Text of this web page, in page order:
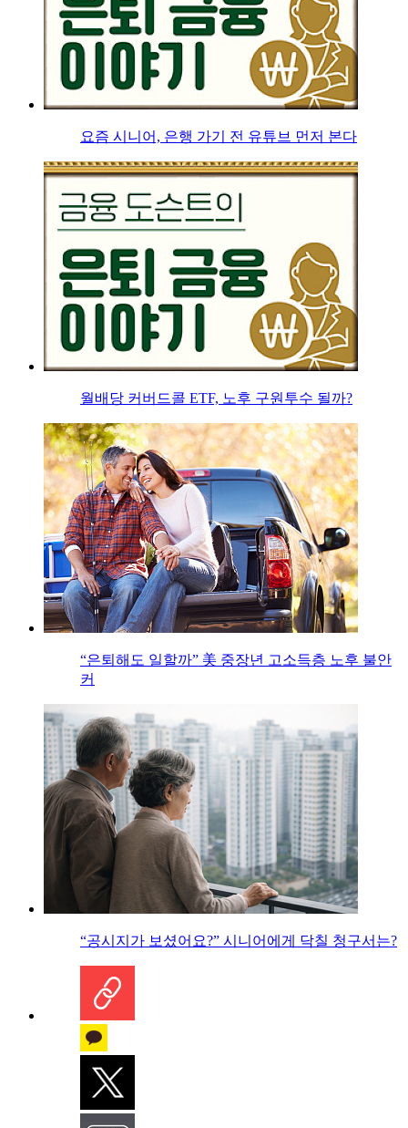
요즘 시니어, 은행 가기 전 유튜브 먼저 본다
월배당 커버드콜 ETF, 노후 구원투수 될까?
“은퇴해도 일할까” 美 중장년 고소득층 노후 불안
커
“공시지가 보셨어요?” 시니어에게 닥칠 청구서는?